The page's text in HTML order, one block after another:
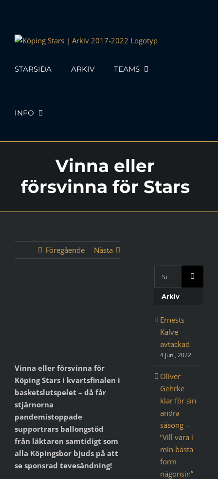
STARSIDA ARKIV TEAMS
INFO
Vinna eller
försvinna för Stars
Föregående Nästa
Vinna eller försvinna för
Köping Stars i kvartsfinalen i
basketslutspelet – då får
stjärnorna
pandemistoppade
supportrars ballongstöd
från läktaren samtidigt som
alla Köpingsbor bjuds på att
se sponsrad tevesändning!
Google:
Arkiv
Ernests
Kalve
avtackad
4 juni, 2022
Oliver
Gehrke
klar för sin
andra
säsong –
”Vill vara i
min bästa
form
någonsin”